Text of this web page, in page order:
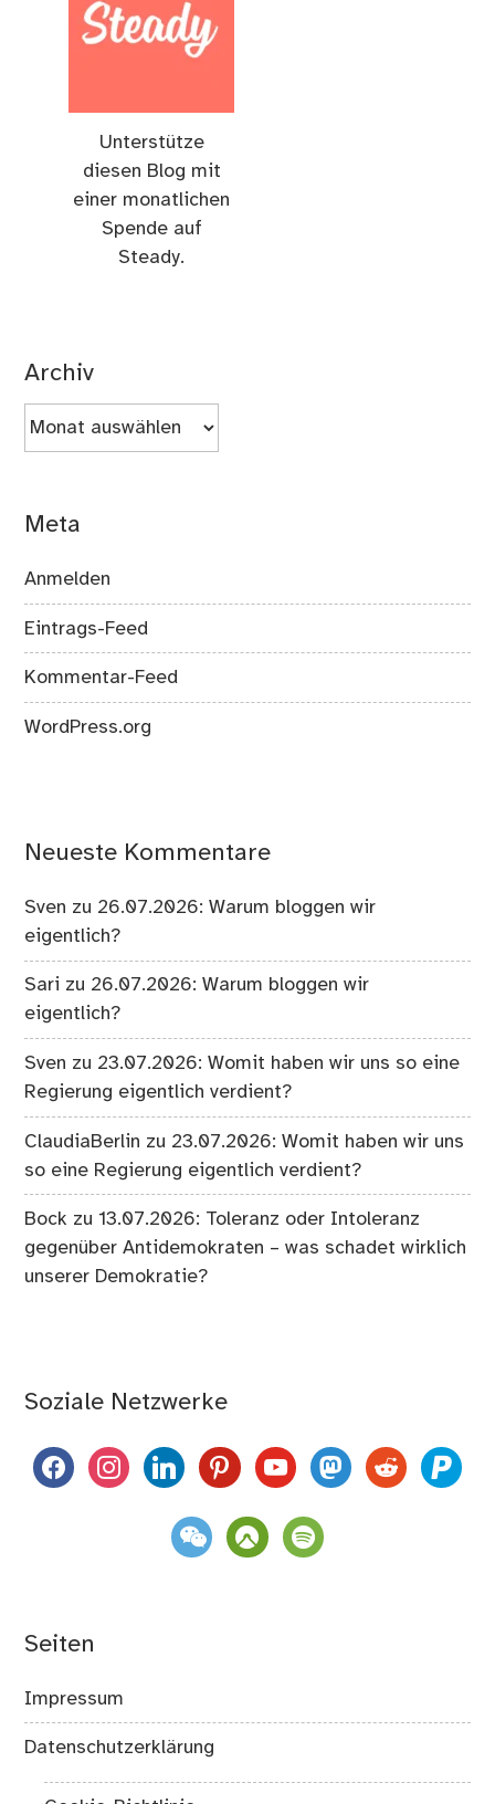
Unterstütze
diesen Blog mit
einer monatlichen
Spende auf
Steady.
Archiv
Archiv
Meta
Anmelden
Eintrags-Feed
Kommentar-Feed
WordPress.org
Neueste Kommentare
Sven zu 26.07.2026: Warum bloggen wir
eigentlich?
Sari zu 26.07.2026: Warum bloggen wir
eigentlich?
Sven zu 23.07.2026: Womit haben wir uns so eine
Regierung eigentlich verdient?
ClaudiaBerlin zu 23.07.2026: Womit haben wir uns
so eine Regierung eigentlich verdient?
Bock zu13.07.2026: Toleranz oder Intoleranz
gegenüber Antidemokraten – was schadet wirklich
unserer Demokratie?
Soziale Netzwerke
facebookinstagramlinkedinpinterestyoutubemastodon
reddit paypal
weixin komootspotify
Seiten
Impressum
Datenschutzerklärung